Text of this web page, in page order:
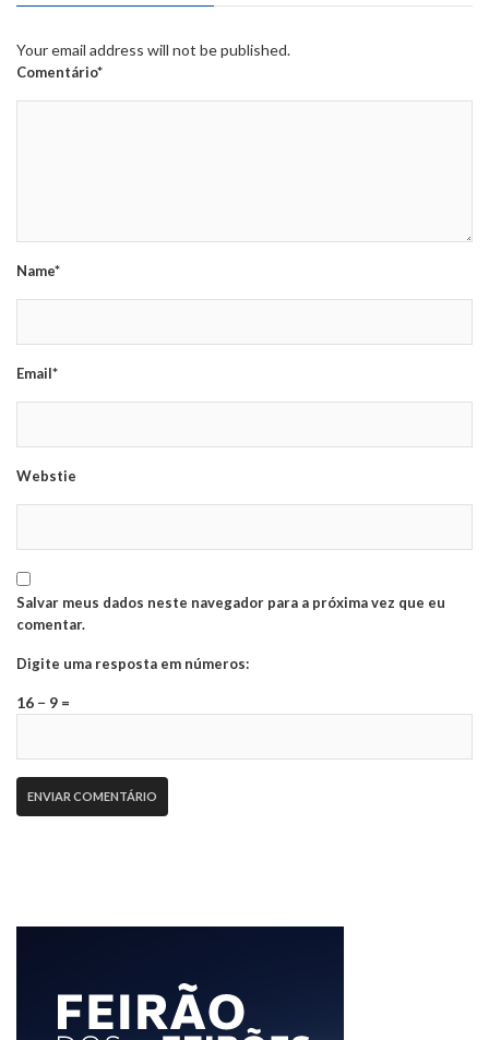
Your email address will not be published.
Comentário*
Name*
Email*
Webstie
Salvar meus dados neste navegador para a próxima vez que eu
comentar.
Digite uma resposta em números:
16 − 9 =